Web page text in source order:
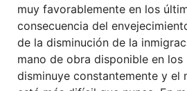
muy favorablemente en los
consecuencia del
de la disminución de la
mano de obra disponible en
disminuye constantemente y el